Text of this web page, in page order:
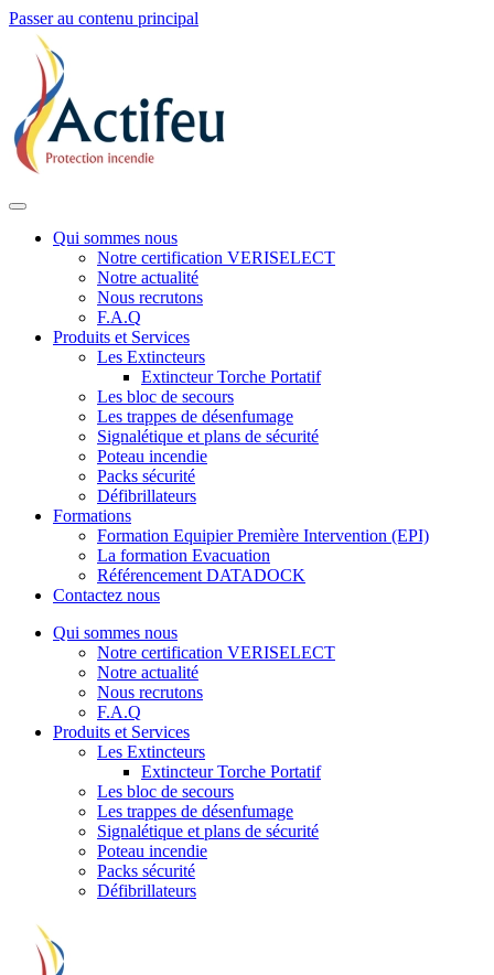
Passer au contenu principal
Qui sommes nous
Notre certification VERISELECT
Notre actualité
Nous recrutons
F.A.Q
Produits et Services
Les Extincteurs
Extincteur Torche Portatif
Les bloc de secours
Les trappes de désenfumage
Signalétique et plans de sécurité
Poteau incendie
Packs sécurité
Défibrillateurs
Formations
Formation Equipier Première Intervention (EPI)
La formation Evacuation
Référencement DATADOCK
Contactez nous
Qui sommes nous
Notre certification VERISELECT
Notre actualité
Nous recrutons
F.A.Q
Produits et Services
Les Extincteurs
Extincteur Torche Portatif
Les bloc de secours
Les trappes de désenfumage
Signalétique et plans de sécurité
Poteau incendie
Packs sécurité
Défibrillateurs